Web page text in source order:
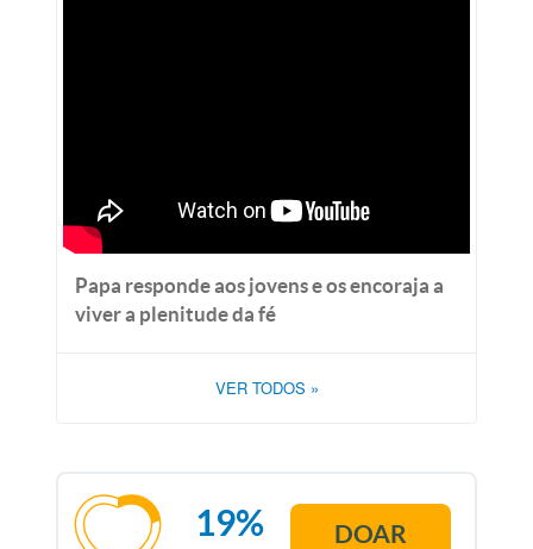
Papa responde aos jovens e os encoraja a
viver a plenitude da fé
VER TODOS »
19% DOAR